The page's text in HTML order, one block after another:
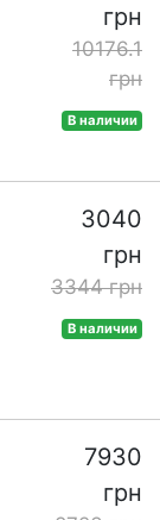
грн
10176.1
грн
В наличии
3040
грн
3344 грн
В наличии
7930
грн